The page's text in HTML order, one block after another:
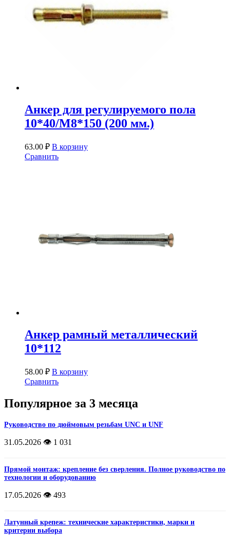
Анкер для регулируемого пола
10*40/М8*150 (200 мм.)
63.00 ₽ В корзину
Сравнить
Анкер рамный металлический
10*112
58.00 ₽ В корзину
Сравнить
Популярное за 3 месяца
Руководство по дюймовым резьбам UNC и UNF
31.05.2026 👁️ 1 031
Прямой монтаж: крепление без сверления. Полное руководство по
технологии и оборудованию
17.05.2026 👁️ 493
Латунный крепеж: технические характеристики, марки и
критерии выбора